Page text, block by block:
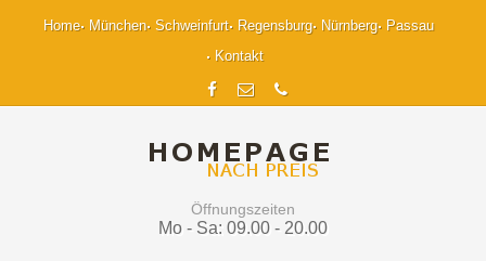
Home München Schweinfurt Regensburg Nürnberg
Passau
Kontakt
Öffnungszeiten
Mo - Sa: 09.00 - 20.00